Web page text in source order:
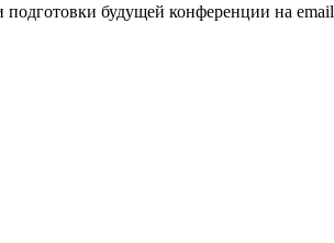
будущей конференции на email